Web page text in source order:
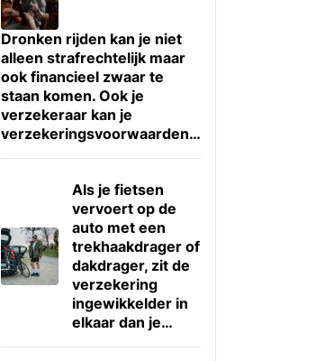
Dronken rijden kan je niet
alleen strafrechtelijk maar
ook financieel zwaar te
staan komen. Ook je
verzekeraar kan je
verzekeringsvoorwaarden…
Als je fietsen
vervoert op de
auto met een
trekhaakdrager of
dakdrager, zit de
verzekering
ingewikkelder in
elkaar dan je…